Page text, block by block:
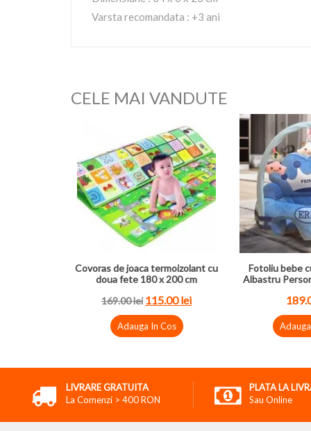
Varsta recomandata : +3 ani
CELE MAI VANDUTE
Covoras de joaca termoizolant cu
doua fete 180 x 200 cm
169.00 lei 115.00 lei
Adauga In Cos
Fotoliu bebe
Albastru
LIVRARE GRATUITA
La Comenzi > 400 RON
PLATA LA
Sau Online